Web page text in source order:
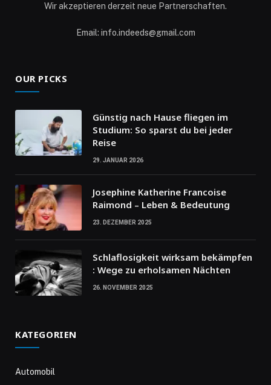
Wir akzeptieren derzeit neue Partnerschaften.
Email: info.indeeds@gmail.com
OUR PICKS
Günstig nach Hause fliegen im
Studium: So sparst du bei jeder
Reise
29. JANUAR 2026
Josephine Katherine Francoise
Raimond – Leben & Bedeutung
23. DEZEMBER 2025
Schlaflosigkeit wirksam bekämpfen
: Wege zu erholsamen Nächten
26. NOVEMBER 2025
KATEGORIEN
Automobil